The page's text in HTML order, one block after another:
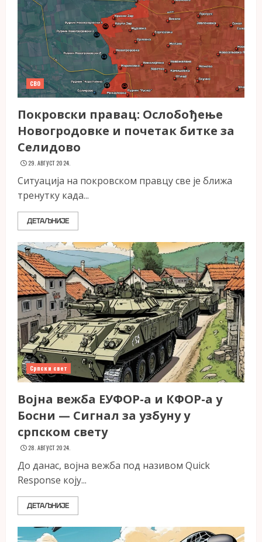
СВО
Покровски правац: Ослобођење
Новогродовке и почетак битке за
Селидово
29. АВГУСТ 2024.
Ситуација на покровском правцу све је ближа
тренутку када...
ДЕТАЉНИЈЕ
Српски свет
Војна вежба ЕУФОР-а и КФОР-а у
Босни — Сигнал за узбуну у
српском свету
28. АВГУСТ 2024.
До данас, војна вежба под називом Quick
Response коју...
ДЕТАЉНИЈЕ